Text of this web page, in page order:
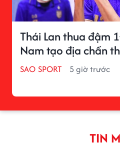
Thái Lan thua đậm
Nam tạo địa chấn
SAO SPORT 5 giờ trước
TIN